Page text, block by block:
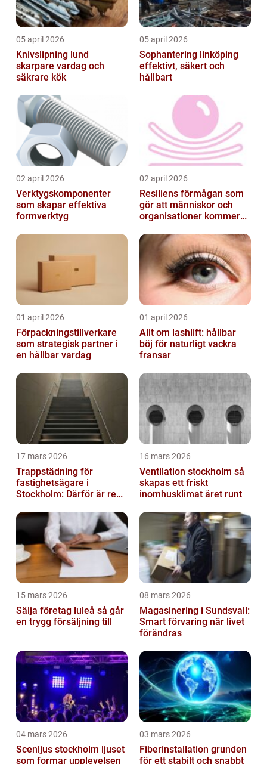
05 april 2026
Knivslipning lund
skarpare vardag och
säkrare kök
05 april 2026
Sophantering linköping
effektivt, säkert och
hållbart
02 april 2026
Verktygskomponenter
som skapar effektiva
formverktyg
02 april 2026
Resiliens förmågan som
gör att människor och
organisationer kommer
01 april 2026
Förpackningstillverkare
som strategisk partner i
en hållbar vardag
01 april 2026
Allt om lashlift: hållbar
böj för naturligt vackra
fransar
17 mars 2026
Trappstädning för
fastighetsägare i
Stockholm: Därför är rena
investering
16 mars 2026
Ventilation stockholm så
skapas ett friskt
inomhusklimat året runt
15 mars 2026
Sälja företag luleå så går
en trygg försäljning till
08 mars 2026
Magasinering i Sundsvall:
Smart förvaring när livet
förändras
04 mars 2026
Scenljus stockholm ljuset
som formar upplevelsen
03 mars 2026
Fiberinstallation grunden
för ett stabilt och snabbt